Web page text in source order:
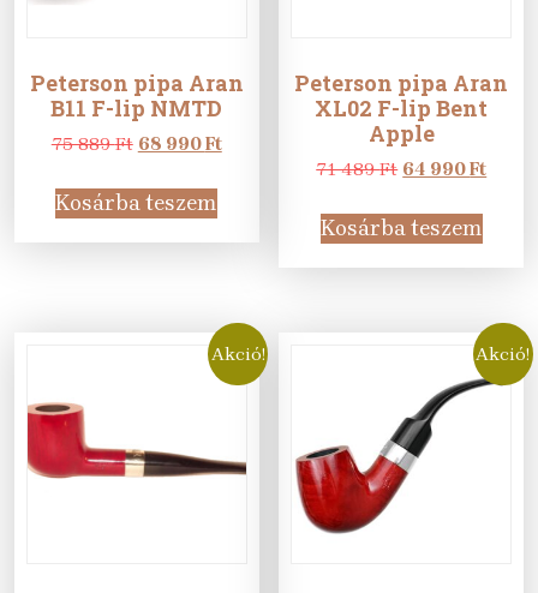
Peterson pipa Aran
B11 F-lip NMTD
75 889Ft Original
was:
75
889 Ft.
68 990FtCurrent
990 Ft.
Kosárba teszem
Peterson pipa Aran
XL02 F-lip Bent
Apple
71 489Ft Original
was:
71
489 Ft.
64 990Ft
990
Kosárba teszem
Akció! Akció!